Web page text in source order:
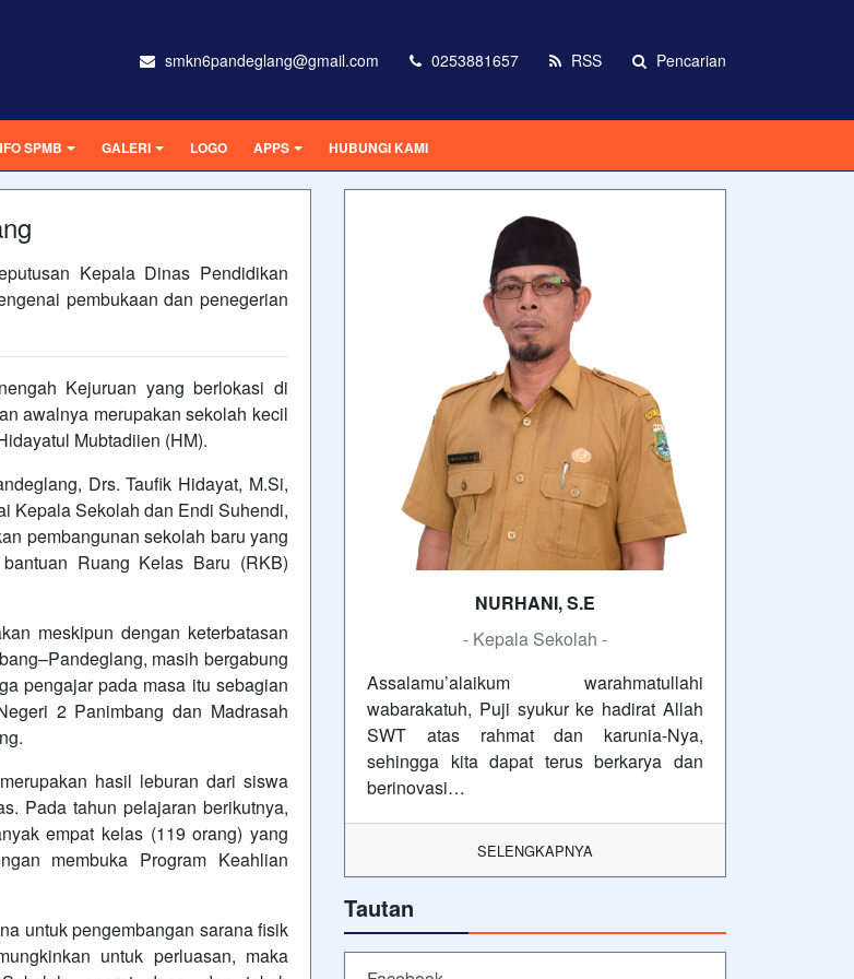
smkn6pandeglang@gmail.com 0253881657 RSS Pencarian
SPMB GALERI LOGO APPS HUBUNGI KAMI
Kepala Dinas Pendidikan
pembukaan dan penegerian
Kejuruan yang berlokasi di
awalnya merupakan sekolah kecil
Mubtadiien (HM).
Drs. Taufik Hidayat, M.Si,
Kepala Sekolah dan Endi Suhendi,
pembangunan sekolah baru yang
Ruang Kelas Baru (RKB)
meskipun dengan keterbatasan
masih bergabung
pengajar pada masa itu sebagian
2 Panimbang dan Madrasah
hasil leburan dari siswa
Pada tahun pelajaran berikutnya,
empat kelas (119 orang) yang
membuka Program Keahlian
untuk pengembangan sarana fisik
untuk perluasan, maka
NURHANI, S.E
- Kepala Sekolah -
Assalamu’alaikum warahmatullahi
wabarakatuh, Puji syukur ke hadirat Allah
SWT atas rahmat dan karunia-Nya,
sehingga kita dapat terus berkarya dan
berinovasi…
SELENGKAPNYA
Tautan